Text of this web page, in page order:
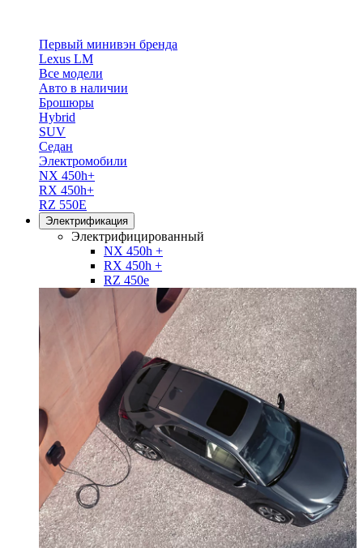
Первый минивэн бренда
Lexus LM
Все модели
Авто в наличии
Брошюры
Hybrid
SUV
Седан
Электромобили
NX 450h+
RX 450h+
RZ 550E
Электрификация
Электрифицированный
NX 450h +
RX 450h +
RZ 450e